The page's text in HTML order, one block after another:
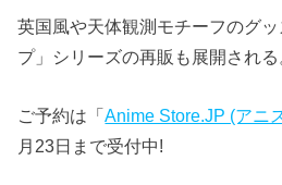
英国風や天体観測モチーフのグ
プ」シリーズの再販も展開される
ご予約は「Anime Store.JP (アニ
月23日まで受付中!